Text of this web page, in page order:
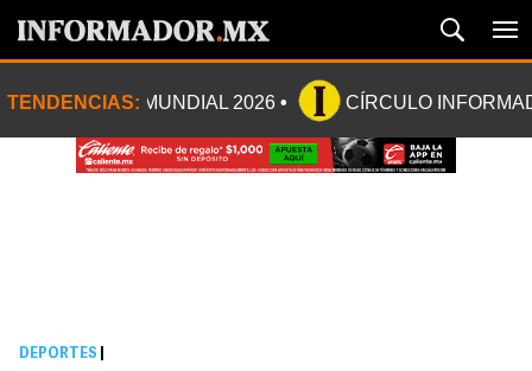
TENDENCIAS: MUNDIAL 2026 CÍRCULO
DEPORTES